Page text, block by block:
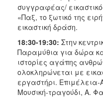
συγγραφέας/
«Παξ, το ξωτικό της
εικαστική δράση.
18:30-19:30: Στην
Παραμύθια για δώρα
ιστορίες αγάπης
ολοκληρώνεται με
εργαστήρι.
Μουσική-τραγούδι, Α.